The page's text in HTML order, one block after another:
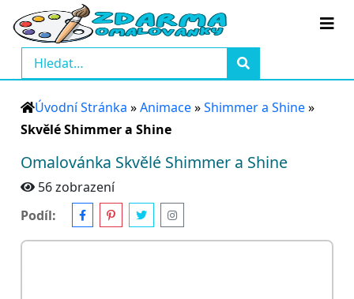
Úvodní Stránka »Animace»Shimmer a Shine»
Skvělé Shimmer a Shine
Omalovánka Skvělé Shimmer a Shine
56 zobrazení
Podíl: